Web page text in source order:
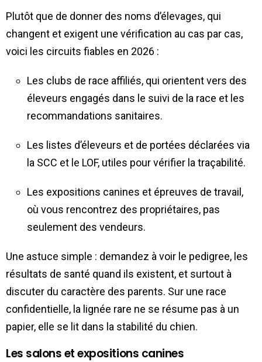
Plutôt que de donner des noms d’élevages, qui
changent et exigent une vérification au cas par cas,
voici les circuits fiables en 2026 :
Les clubs de race affiliés, qui orientent vers des
éleveurs engagés dans le suivi de la race et les
recommandations sanitaires.
Les listes d’éleveurs et de portées déclarées via
la SCC et le LOF, utiles pour vérifier la traçabilité.
Les expositions canines et épreuves de travail,
où vous rencontrez des propriétaires, pas
seulement des vendeurs.
Une astuce simple : demandez à voir le pedigree, les
résultats de santé quand ils existent, et surtout à
discuter du caractère des parents. Sur une race
confidentielle, la lignée rare ne se résume pas à un
papier, elle se lit dans la stabilité du chien.
Les salons et expositions canines